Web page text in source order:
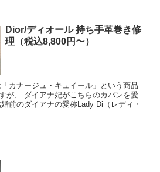
Dior/ディオール 持ち手革巻き修
理（税込8,800円〜）
カナージュ・キュイール」という商品
が、 ダイアナ妃がこちらのカバンを愛
前のダイアナの愛称Lady Di（レディ・